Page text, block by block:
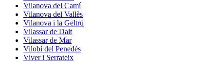
Vilanova del Camí
Vilanova del Vallès
Vilanova i la Geltrú
Vilassar de Dalt
Vilassar de Mar
Vilobí del Penedès
Viver i Serrateix